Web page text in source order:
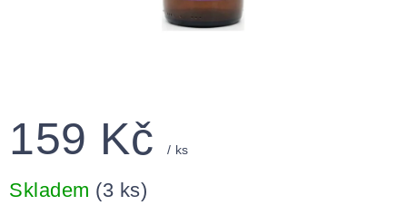
159 Kč / ks
cena:
Skladem (3 ks)